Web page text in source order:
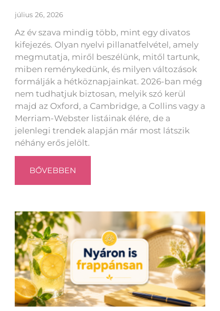
július 26, 2026
Az év szava mindig több, mint egy divatos
kifejezés. Olyan nyelvi pillanatfelvétel, amely
megmutatja, miről beszélünk, mitől tartunk,
miben reménykedünk, és milyen változások
formálják a hétköznapjainkat. 2026-ban még
nem tudhatjuk biztosan, melyik szó kerül
majd az Oxford, a Cambridge, a Collins vagy a
Merriam-Webster listáinak élére, de a
jelenlegi trendek alapján már most látszik
néhány erős jelölt.
BŐVEBBEN